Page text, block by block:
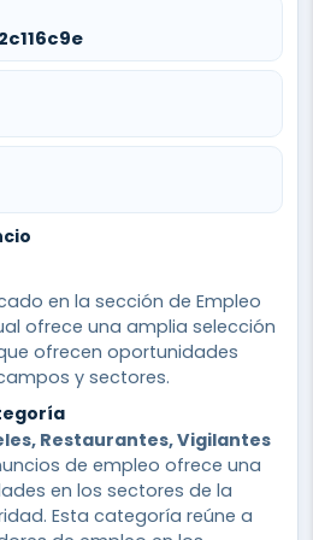
en la sección de Empleo
ofrece una amplia selección
ofrecen oportunidades
y sectores.
Restaurantes, Vigilantes
de empleo ofrece una
en los sectores de la
Esta categoría reúne a